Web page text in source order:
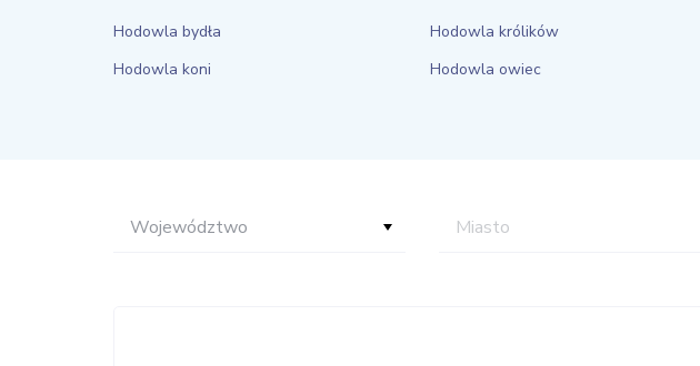
Hodowla bydła
Hodowla koni
Hodowla królików
Hodowla owiec
Województwo Miasto